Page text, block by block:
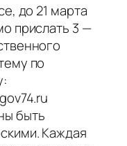
до 21 марта
прислать 3 —
по
быть
Каждая